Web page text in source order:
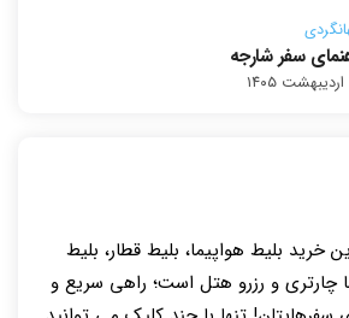
سفر شارجه
خرید بلیط هواپیما، بلیط قطار، بلیط
چارتری و رزرو هتل است؛ راهی سریع و